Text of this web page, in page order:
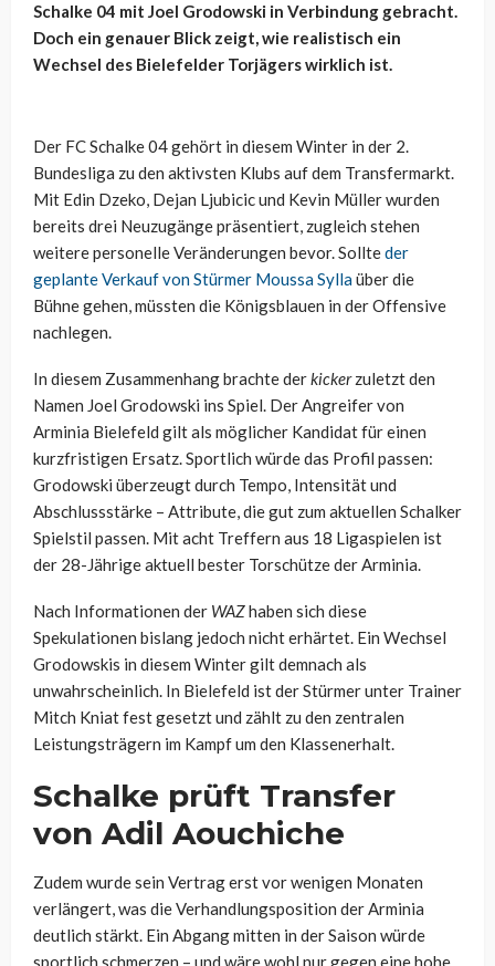
Schalke 04 mit Joel Grodowski in Verbindung gebracht.
Doch ein genauer Blick zeigt, wie realistisch ein
Wechsel des Bielefelder Torjägers wirklich ist.
Der FC Schalke 04 gehört in diesem Winter in der 2.
Bundesliga zu den aktivsten Klubs auf dem Transfermarkt.
Mit Edin Dzeko, Dejan Ljubicic und Kevin Müller wurden
bereits drei Neuzugänge präsentiert, zugleich stehen
weitere personelle Veränderungen bevor. Sollteder
geplante Verkauf von Stürmer Moussa Syllaüber die
Bühne gehen, müssten die Königsblauen in der Offensive
nachlegen.
In diesem Zusammenhang brachte derkickerzuletzt den
Namen Joel Grodowski ins Spiel. Der Angreifer von
Arminia Bielefeld gilt als möglicher Kandidat für einen
kurzfristigen Ersatz. Sportlich würde das Profil passen:
Grodowski überzeugt durch Tempo, Intensität und
Abschlussstärke – Attribute, die gut zum aktuellen Schalker
Spielstil passen. Mit acht Treffern aus 18 Ligaspielen ist
der 28-Jährige aktuell bester Torschütze der Arminia.
Nach Informationen der WAZhaben sich diese
Spekulationen bislang jedoch nicht erhärtet. Ein Wechsel
Grodowskis in diesem Winter gilt demnach als
unwahrscheinlich. In Bielefeld ist der Stürmer unter Trainer
Mitch Kniat fest gesetzt und zählt zu den zentralen
Leistungsträgern im Kampf um den Klassenerhalt.
Schalke prüft Transfer
von Adil Aouchiche
Zudem wurde sein Vertrag erst vor wenigen Monaten
verlängert, was die Verhandlungsposition der Arminia
deutlich stärkt. Ein Abgang mitten in der Saison würde
sportlich schmerzen – und wäre wohl nur gegen eine hohe